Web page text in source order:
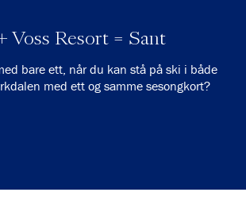
Voss Resort = Sant
bare ett, når du kan stå på ski i både
med ett og samme sesongkort?